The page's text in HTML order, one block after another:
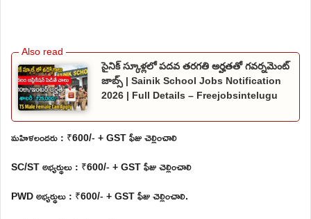
సైనిక్ స్కూళ్లలో పదవ తరగతి అర్హతతో గవర్నమెంట్
జాబ్స్ | Sainik School Jobs Notification
2026 | Full Details – Freejobsintelugu
మహిళలందరు : ₹600/- + GST ఫీజు చెల్లించాలి
SC/ST అభ్యర్థులు : ₹600/- + GST ఫీజు చెల్లించాలి
PWD అభ్యర్థులు : ₹600/- + GST ఫీజు చెల్లించాలి.